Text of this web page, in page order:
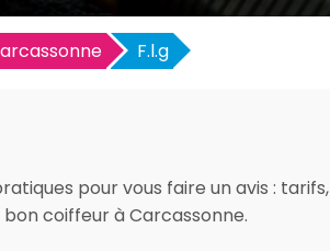
F.l.g
pour vous faire un avis : tarifs,
coiffeur à Carcassonne.